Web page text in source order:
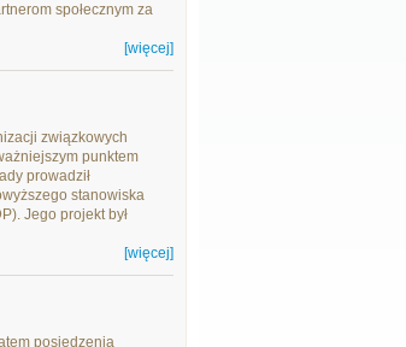
społecznym za
[więcej]
związkowych
punktem
prowadził
stanowiska
Jego projekt był
[więcej]
posiedzenia